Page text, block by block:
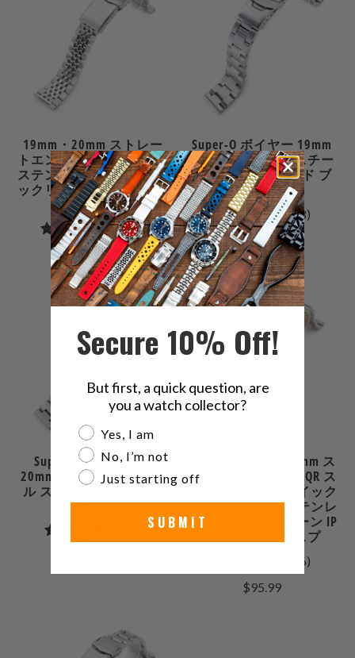
ュ
19mm・20mm ストレー
トエンド用 アステロイド
ステンレススチール クイ
ックリリース ブレスレッ
ト
(15)15
合
計
レ
ビ
ー
$89.99
Super-O ボイヤー 19mm
20mm ステンレススチー
ル ストレートエンド ブ
レスレット
(8)
ュ
ー
$69.99
Super-O Boyer 19mm
20mm ステンレススチー
ル ストレートエンド ブ
レスレット
3
ー
18mm、19mm、20mm ス
ーパージュビリーII QR ス
トレートエンド クイック
リリース、316L ステンレ
ススチール ツートーン IP
ゴールド Vクラスプ
(6)
$95.99
Secure 10% Off!
But first, a quick question, are
you a watch collector?
Are you a watch collector?
Yes, I am
No, I’m not
Just starting off
SUBMIT